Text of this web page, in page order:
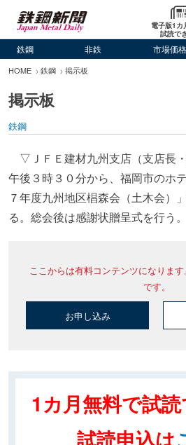
電子版1カ
試読で
鉄鋼 非鉄 市場価格
HOME 鉄鋼 掲示板
掲示板
鉄鋼
▽ＪＦＥ建材九州支店（支店長
午後３時３０分から、福岡市のホ
７年度九州地区椙森会（土木会）
る。総会後は感謝状贈呈式を行う。
ここからは有料コンテンツになりま
です。
お申し込み
1カ月無料で試読
試読申込は